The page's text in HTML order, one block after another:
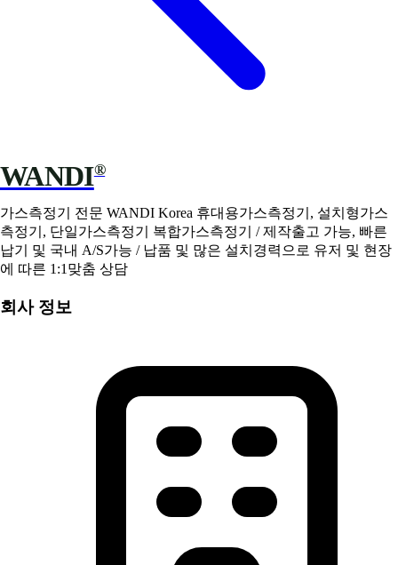
WANDI®
가스측정기 전문 WANDI Korea 휴대용가스측정기, 설치형가스
측정기, 단일가스측정기 복합가스측정기 / 제작출고 가능, 빠른
납기 및 국내 A/S가능 / 납품 및 많은 설치경력으로 유저 및 현장
에 따른 1:1맞춤 상담
회사 정보